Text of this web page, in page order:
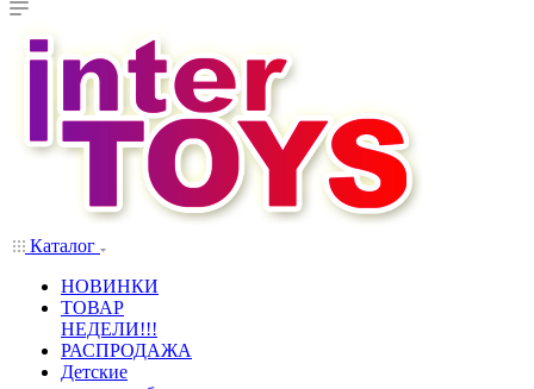
Каталог
НОВИНКИ
ТОВАР
НЕДЕЛИ!!!
РАСПРОДАЖА
Детские